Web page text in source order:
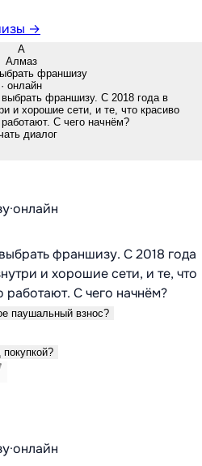
→
А
Алмаз
франшизу
· онлайн
франшизу. С 2018 года в
и хорошие сети, и те, что красиво
С чего начнём?
диалог
·онлайн
франшизу. С 2018 года
и хорошие сети, и те, что
С чего начнём?
паушальный взнос?
·онлайн